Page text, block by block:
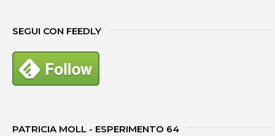
SEGUI CON FEEDLY
PATRICIA MOLL - ESPERIMENTO 64